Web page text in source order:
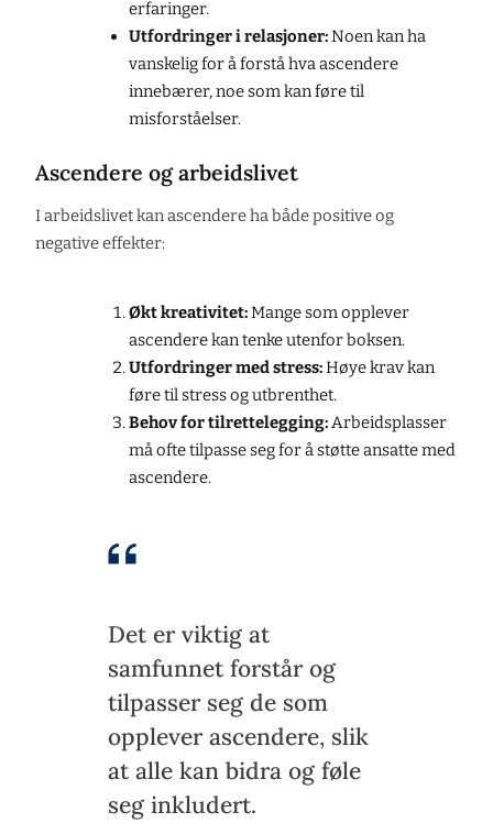
erfaringer.
Utfordringer i relasjoner:Noen kan ha
vanskelig for å forstå hva ascendere
innebærer, noe som kan føre til
misforståelser.
Ascendere og arbeidslivet
I arbeidslivet kan ascendere ha både positive og
negative effekter:
Økt kreativitet:Mange som opplever
ascendere kan tenke utenfor boksen.
Utfordringer med stress:Høye krav kan
føre til stress og utbrenthet.
Behov for tilrettelegging:Arbeidsplasser
må ofte tilpasse seg for å støtte ansatte med
ascendere.
Det er viktig at
samfunnet forstår og
tilpasser seg de som
opplever ascendere, slik
at alle kan bidra og føle
seg inkludert.